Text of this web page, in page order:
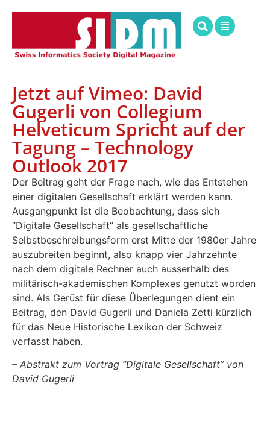
Jetzt auf Vimeo: David
Gugerli von Collegium
Helveticum Spricht auf der
Tagung – Technology
Outlook 2017
Der Beitrag geht der Frage nach, wie das Entstehen
einer digitalen Gesellschaft erklärt werden kann.
Ausgangpunkt ist die Beobachtung, dass sich
“Digitale Gesellschaft” als gesellschaftliche
Selbstbeschreibungsform erst Mitte der 1980er Jahre
auszubreiten beginnt, also knapp vier Jahrzehnte
nach dem digitale Rechner auch ausserhalb des
militärisch-akademischen Komplexes genutzt worden
sind. Als Gerüst für diese Überlegungen dient ein
Beitrag, den David Gugerli und Daniela Zetti kürzlich
für das Neue Historische Lexikon der Schweiz
verfasst haben.
– Abstrakt zum Vortrag “Digitale Gesellschaft” von
David Gugerli